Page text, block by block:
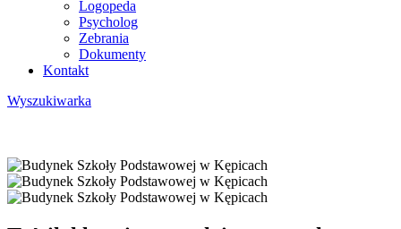
Logopeda
Psycholog
Zebrania
Dokumenty
Kontakt
Wyszukiwarka